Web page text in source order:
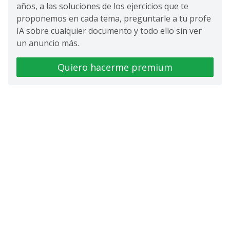
años, a las soluciones de los ejercicios que te
proponemos en cada tema, preguntarle a tu profe
IA sobre cualquier documento y todo ello sin ver
un anuncio más.
Quiero hacerme premium